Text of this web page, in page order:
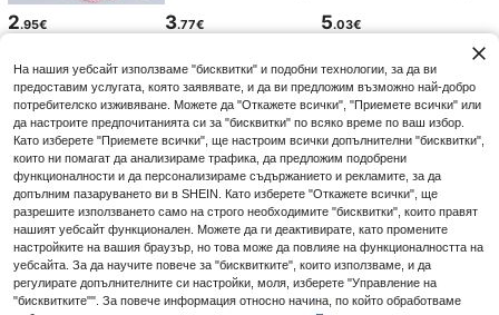
2.95€ 3.77€ 5.03€
5.03€ 5.03€5.58€ -9% 2.88€
На нашия уебсайт използваме "бисквитки" и подобни технологии, за да ви
предоставим услугата, която заявявате, и да ви предложим възможно най-добро
потребителско изживяване. Можете да "Откажете всички", "Приемете всички" или
да настроите предпочитанията си за "бисквитки" по всяко време по ваш избор.
Като изберете "Приемете всички", ще настроим всички допълнителни "бисквитки",
които ни помагат да анализираме трафика, да предложим подобрени
функционалности и да персонализираме съдържанието и рекламите, за да
допълним пазаруването ви в SHEIN. Като изберете "Откажете всички", ще
разрешите използването само на строго необходимите "бисквитки", които правят
нашият уебсайт функционален. Можете да ги деактивирате, като промените
настройките на вашия браузър, но това може да повлияе на функционалността на
уебсайта. За да научите повече за "бисквитките", които използваме, и да
регулирате допълнителните си настройки, моля, изберете "Управление на
"бисквитките"". За повече информация относно начина, по който обработваме